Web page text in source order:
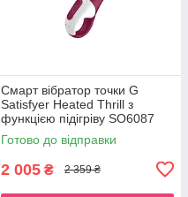
Смарт вібратор точки G
Satisfyer Heated Thrill з
функцією підігріву SO6087
Готово до відправки
2 005 ₴ 2 359 ₴